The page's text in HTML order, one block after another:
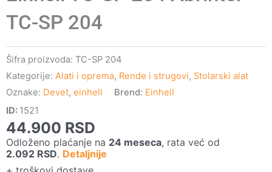
TC-SP 204
Šifra proizvoda: TC-SP 204
Kategorije: Alati i oprema, Rende i strugovi, Stolarski alat
Oznake: Devet, einhell Brend: Einhell
ID: 1521
44.900 RSD
Odloženo plaćanje na 24 meseca, rata već od
2.092 RSD. Detaljnije